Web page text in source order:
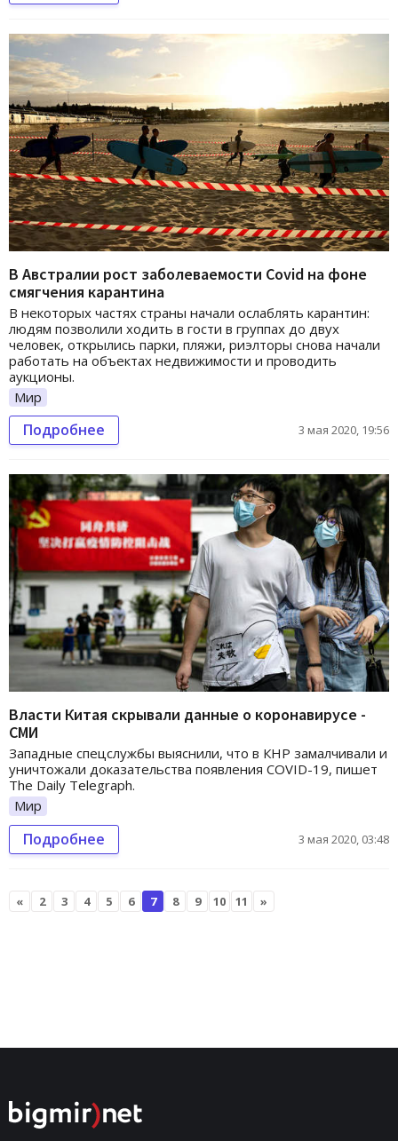
В Австралии рост заболеваемости Covid на фоне
смягчения карантина
В некоторых частях страны начали ослаблять карантин:
людям позволили ходить в гости в группах до двух
человек, открылись парки, пляжи, риэлторы снова начали
работать на объектах недвижимости и проводить
аукционы.
Мир
Подробнее 3 мая 2020, 19:56
Власти Китая скрывали данные о коронавирусе -
СМИ
Западные спецслужбы выяснили, что в КНР замалчивали и
уничтожали доказательства появления COVID-19, пишет
The Daily Telegraph.
Мир
Подробнее 3 мая 2020, 03:48
« 2 3 4 5 6 7 8 9 10 11 »